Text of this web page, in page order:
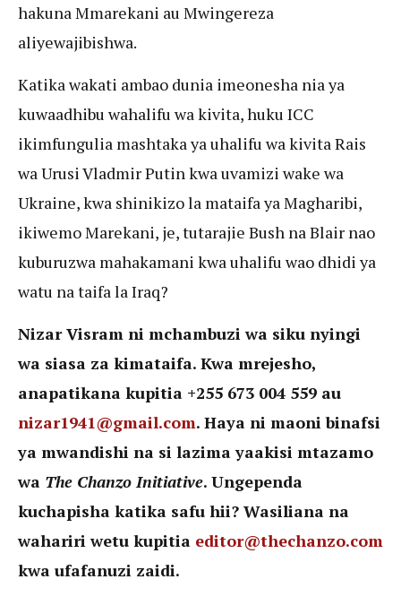
hakuna Mmarekani au Mwingereza
aliyewajibishwa.
Katika wakati ambao dunia imeonesha nia ya
kuwaadhibu wahalifu wa kivita, huku ICC
ikimfungulia mashtaka ya uhalifu wa kivita Rais
wa Urusi Vladmir Putin kwa uvamizi wake wa
Ukraine, kwa shinikizo la mataifa ya Magharibi,
ikiwemo Marekani, je, tutarajie Bush na Blair nao
kuburuzwa mahakamani kwa uhalifu wao dhidi ya
watu na taifa la Iraq?
Nizar Visram ni mchambuzi wa siku nyingi
wa siasa za kimataifa. Kwa mrejesho,
anapatikana kupitia +255 673 004 559 au
nizar1941@gmail.com. Haya ni maoni binafsi
ya mwandishi na si lazima yaakisi mtazamo
wa The Chanzo Initiative. Ungependa
kuchapisha katika safu hii? Wasiliana na
wahariri wetu kupitia editor@thechanzo.com
kwa ufafanuzi zaidi.